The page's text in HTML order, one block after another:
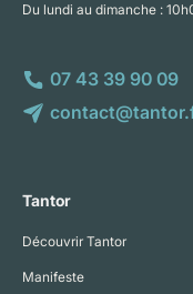
Du lundi au dimanche :
07 43 39 90 09
Tantor
Découvrir Tantor
Manifeste